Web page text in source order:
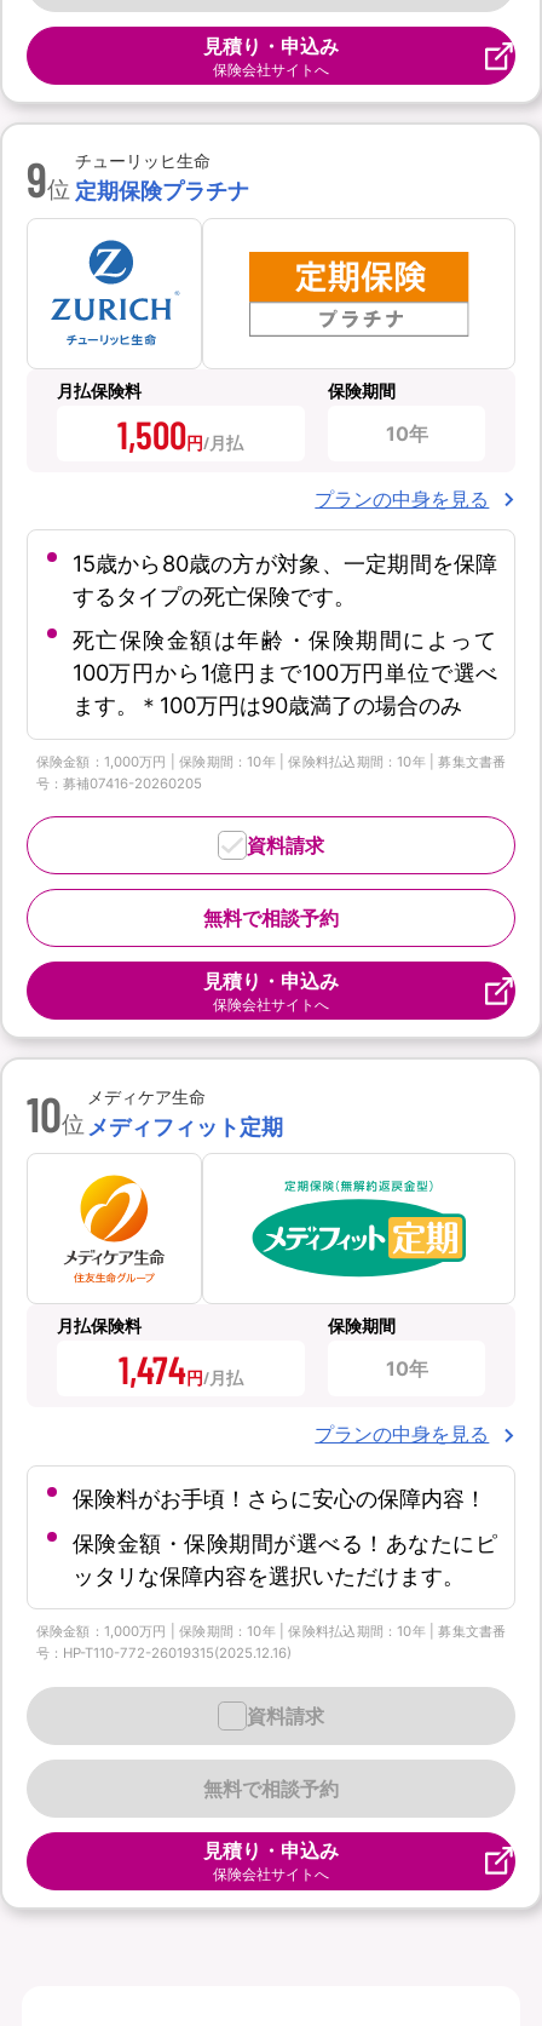
見積り・申込み
保険会社サイトへ
9位
チューリッヒ生命
定期保険プラチナ
月払保険料
1,500円
保険期間
10年
プランの中身を見る
15歳から80歳の方が対象、一定期間を保障
するタイプの死亡保険です。
死亡保険金額は年齢・保険期間によって
100万円から1億円まで100万円単位で選べ
ます。＊100万円は90歳満了の場合のみ
保険金額：1,000万円 | 保険期間：10年 | 保険料払込期間：10年 | 募集文書番
号：募補07416-20260205
無料で相談予約
資料請求
見積り・申込み
保険会社サイトへ
10位
メディケア生命
メディフィット定期
月払保険料
1,474円
保険期間
10年
プランの中身を見る
保険料がお手頃！さらに安心の保障内容！
保険金額・保険期間が選べる！あなたにピ
ッタリな保障内容を選択いただけます。
保険金額：1,000万円 | 保険期間：10年 | 保険料払込期間：10年 | 募集文書番
号：HP-T110-772-26019315(2025.12.16)
無料で相談予約
資料請求
見積り・申込み
保険会社サイトへ